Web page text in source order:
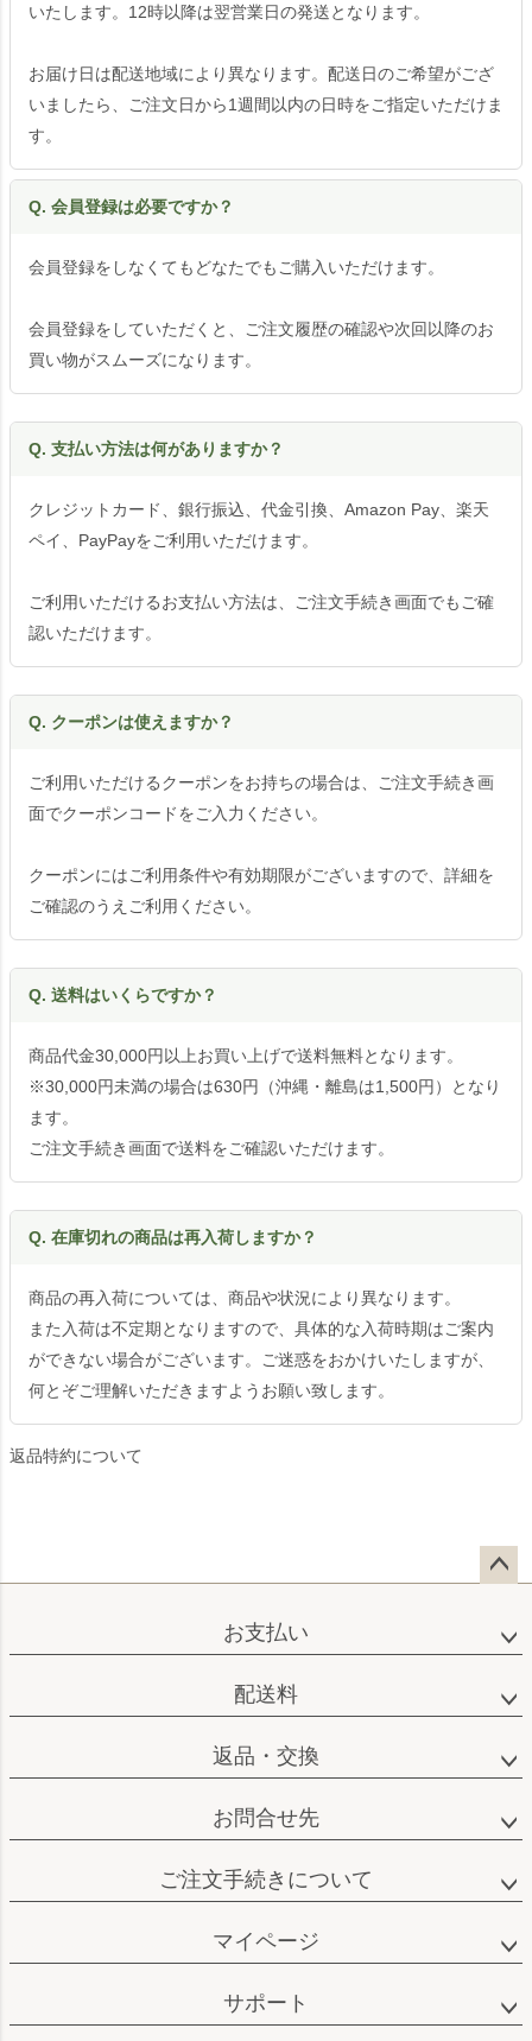
いたします。12時以降は翌営業日の発送となります。
お届け日は配送地域により異なります。配送日のご希望がござ
いましたら、ご注文日から1週間以内の日時をご指定いただけま
す。
Q. 会員登録は必要ですか？
会員登録をしなくてもどなたでもご購入いただけます。
会員登録をしていただくと、ご注文履歴の確認や次回以降のお
買い物がスムーズになります。
Q. 支払い方法は何がありますか？
クレジットカード、銀行振込、代金引換、Amazon Pay、楽天
ペイ、PayPayをご利用いただけます。
ご利用いただけるお支払い方法は、ご注文手続き画面でもご確
認いただけます。
Q. クーポンは使えますか？
ご利用いただけるクーポンをお持ちの場合は、ご注文手続き画
面でクーポンコードをご入力ください。
クーポンにはご利用条件や有効期限がございますので、詳細を
ご確認のうえご利用ください。
Q. 送料はいくらですか？
商品代金30,000円以上お買い上げで送料無料となります。
※30,000円未満の場合は630円（沖縄・離島は1,500円）となり
ます。
ご注文手続き画面で送料をご確認いただけます。
Q. 在庫切れの商品は再入荷しますか？
商品の再入荷については、商品や状況により異なります。
また入荷は不定期となりますので、具体的な入荷時期はご案内
ができない場合がございます。ご迷惑をおかけいたしますが、
何とぞご理解いただきますようお願い致します。
返品特約について
ップ
お支払い
配送料
返品・交換
お問合せ先
ご注文手続きについて
マイページ
サポート